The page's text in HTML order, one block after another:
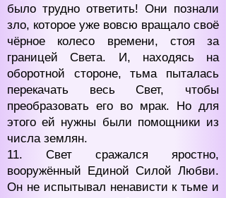
было трудно ответить! Они познали
зло, которое уже вовсю вращало своё
чёрное колесо времени, стоя за
границей Света. И, находясь на
оборотной стороне, тьма пыталась
перекачать весь Свет, чтобы
преобразовать его во мрак. Но для
этого ей нужны были помощники из
числа землян.
11. Свет сражался яростно,
вооружённый Единой Силой Любви.
Он не испытывал ненависти к тьме и